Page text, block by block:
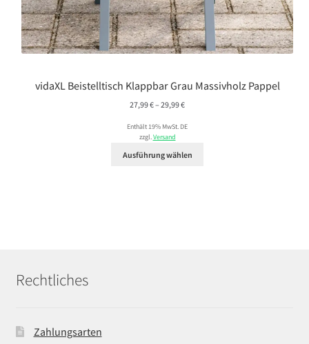
vidaXL Beistelltisch Klappbar Grau Massivholz Pappel
27,99€– 29,99€Preisspanne:
bis
Enthält 19% MwSt. DE
zzgl.Versand
Ausführung wählen
Rechtliches
Zahlungsarten